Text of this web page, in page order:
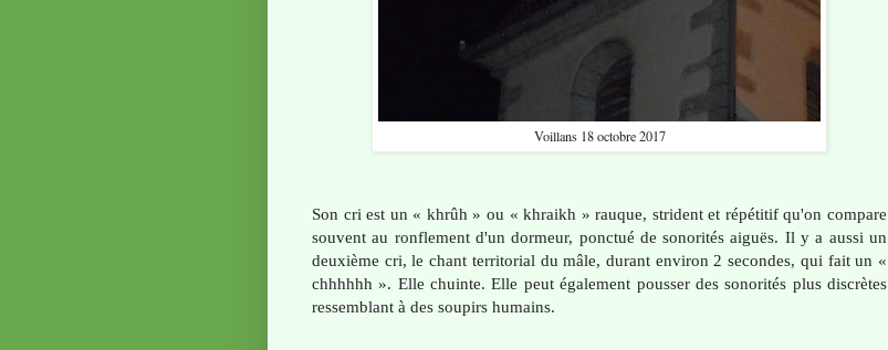
Voillans 18 octobre 2017
Son cri est un « khrûh » ou « khraikh » rauque, strident et répétitif qu'on compare
souvent au ronflement d'un dormeur, ponctué de sonorités aiguës. Il y a aussi un
deuxième cri, le chant territorial du mâle, durant environ 2 secondes, qui fait un «
chhhhhh ». Elle chuinte. Elle peut également pousser des sonorités plus discrètes
ressemblant à des soupirs humains.